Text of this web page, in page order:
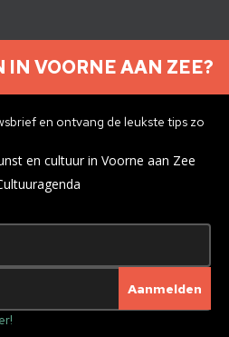
Pack
IN VOORNE AAN ZEE?
en ontvang de leukste tips zo
en cultuur in Voorne aan Zee